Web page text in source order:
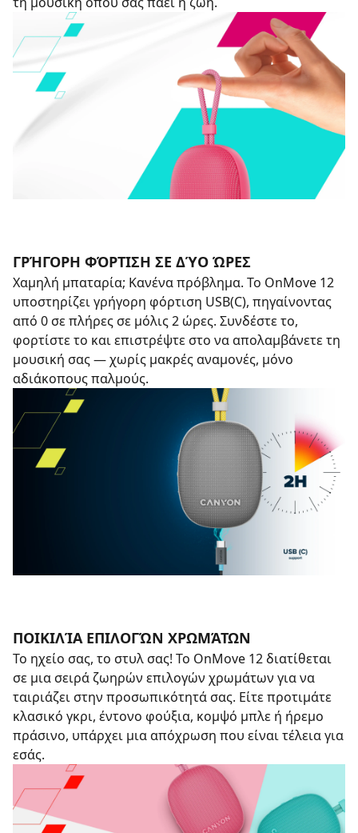
ΓΡΉΓΟΡΗ ΦΌΡΤΙΣΗ ΣΕ ΔΎΟ ΏΡΕΣ
Χαμηλή μπαταρία; Κανένα πρόβλημα. Το OnMove 12
υποστηρίζει γρήγορη φόρτιση USB(C), πηγαίνοντας
από 0 σε πλήρες σε μόλις 2 ώρες. Συνδέστε το,
φορτίστε το και επιστρέψτε στο να απολαμβάνετε τη
μουσική σας — χωρίς μακρές αναμονές, μόνο
αδιάκοπους παλμούς.
ΠΟΙΚΙΛΊΑ ΕΠΙΛΟΓΏΝ ΧΡΩΜΆΤΩΝ
Το ηχείο σας, το στυλ σας! Το OnMove 12 διατίθεται
σε μια σειρά ζωηρών επιλογών χρωμάτων για να
ταιριάζει στην προσωπικότητά σας. Είτε προτιμάτε
κλασικό γκρι, έντονο φούξια, κομψό μπλε ή ήρεμο
πράσινο, υπάρχει μια απόχρωση που είναι τέλεια για
εσάς.